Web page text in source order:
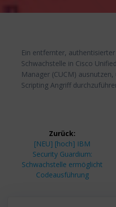
Ein entfernter,
Schwachstelle in Cisco
Manager (CUCM)
Scripting Angriff
Zurück:
Vorheriger
Beitrag:
[NEU] [hoch] IBM
Security Guardium:
Schwachstelle ermöglicht
Codeausführung